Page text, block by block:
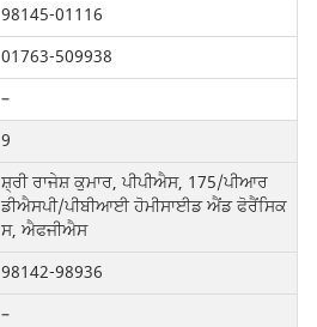
98145-01116
01763-509938
–
9
ਸ਼੍ਰੀ ਰਾਜੇਸ਼ ਕੁਮਾਰ, ਪੀਪੀਐਸ, 175/ਪੀਆਰ
ਡੀਐਸਪੀ/ਪੀਬੀਆਈ ਹੋਮੀਸਾਈਡ ਐਂਡ ਫੋਰੈਂਸਿਕ
ਸ, ਐਫਜੀਐਸ
98142-98936
–